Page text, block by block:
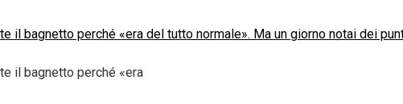
il bagnetto perché «era del tutto normale». Ma un giorno notai dei
il bagnetto perché «era